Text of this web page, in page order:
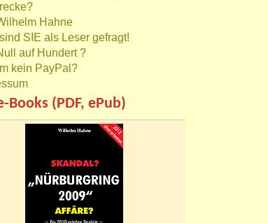
Hahne
SIE als Leser gefragt!
auf Hundert ?
kein PayPal?
Books (PDF, ePub)